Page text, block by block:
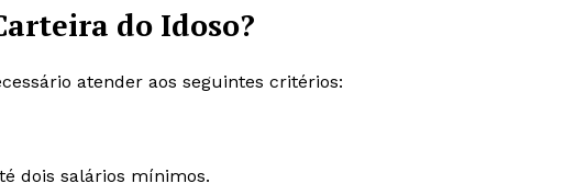
do Idoso?
atender aos seguintes critérios:
dois salários mínimos.